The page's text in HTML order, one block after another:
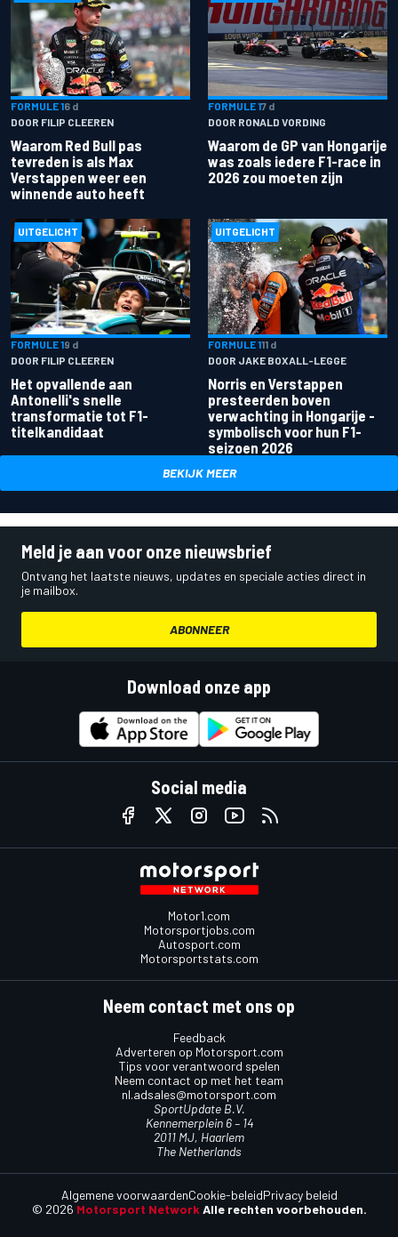
FORMULE 16 d
DOOR FILIP CLEEREN
Waarom Red Bull pas
tevreden is als Max
Verstappen weer een
winnende auto heeft
FORMULE 17 d
DOOR RONALD VORDING
Waarom de GP van Hongarije
was zoals iedere F1-race in
2026 zou moeten zijn
UITGELICHT
FORMULE 19 d
DOOR FILIP CLEEREN
Het opvallende aan
Antonelli's snelle
transformatie tot F1-
titelkandidaat
UITGELICHT
FORMULE 111 d
DOOR JAKE BOXALL-LEGGE
Norris en Verstappen
presteerden boven
verwachting in Hongarije -
symbolisch voor hun F1-
seizoen 2026
BEKIJK MEER
Meld je aan voor onze nieuwsbrief
Ontvang het laatste nieuws, updates en speciale acties direct in
je mailbox.
ABONNEER
Download onze app
Social media
Motor1.com
Motorsportjobs.com
Autosport.com
Motorsportstats.com
Neem contact met ons op
Feedback
Adverteren op Motorsport.com
Tips voor verantwoord spelen
Neem contact op met het team
nl.adsales@motorsport.com
SportUpdate B.V.
Kennemerplein 6 – 14
2011 MJ, Haarlem
The Netherlands
© 2026 Motorsport Network Alle rechten voorbehouden.
Algemene voorwaardenCookie-beleidPrivacy beleid